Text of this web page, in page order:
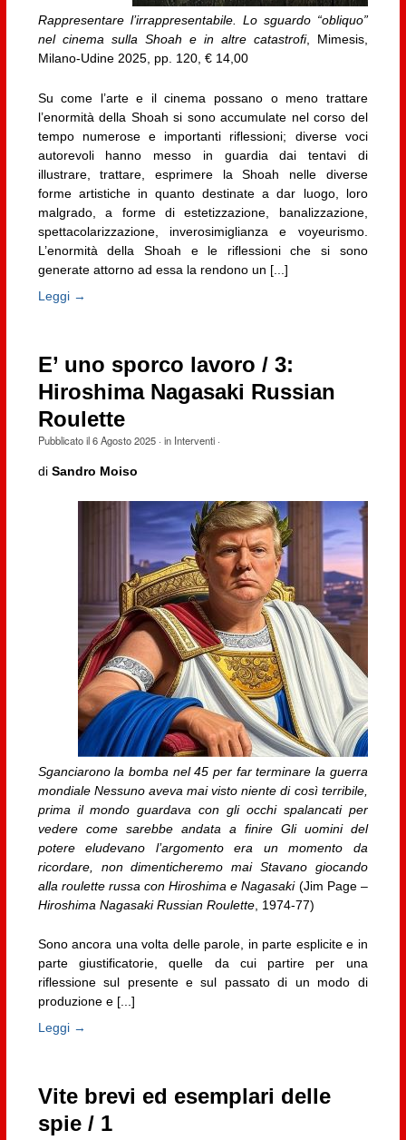
Rappresentare l’irrappresentabile. Lo sguardo “obliquo”
nel cinema sulla Shoah e in altre catastrofi, Mimesis,
Milano-Udine 2025, pp. 120, € 14,00
Su come l’arte e il cinema possano o meno trattare
l’enormità della Shoah si sono accumulate nel corso del
tempo numerose e importanti riflessioni; diverse voci
autorevoli hanno messo in guardia dai tentavi di
illustrare, trattare, esprimere la Shoah nelle diverse
forme artistiche in quanto destinate a dar luogo, loro
malgrado, a forme di estetizzazione, banalizzazione,
spettacolarizzazione, inverosimiglianza e voyeurismo.
L’enormità della Shoah e le riflessioni che si sono
generate attorno ad essa la rendono un [...]
Leggi →
E’ uno sporco lavoro / 3:
Hiroshima Nagasaki Russian
Roulette
Pubblicato il6 Agosto 2025· in Interventi·
di Sandro Moiso
Sganciarono la bomba nel 45 per far terminare la guerra
mondiale Nessuno aveva mai visto niente di così terribile,
prima il mondo guardava con gli occhi spalancati per
vedere come sarebbe andata a finire Gli uomini del
potere eludevano l’argomento era un momento da
ricordare, non dimenticheremo mai Stavano giocando
alla roulette russa con Hiroshima e Nagasaki(Jim Page –
Hiroshima Nagasaki Russian Roulette, 1974-77)
Sono ancora una volta delle parole, in parte esplicite e in
parte giustificatorie, quelle da cui partire per una
riflessione sul presente e sul passato di un modo di
produzione e [...]
Leggi →
Vite brevi ed esemplari delle
spie / 1